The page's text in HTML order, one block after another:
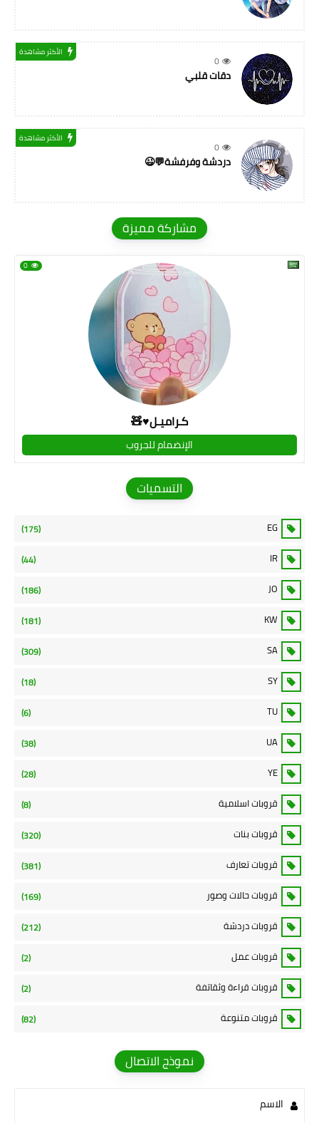
0
الأكثر مشاهدة
دقات قلبي
0
الأكثر مشاهدة
دردشة وفرفشة💬😉
مشاركة مميزة
كـراميـل♥🧸
0
الإنضمام للجروب
التسميات
EG
(175)
IR
(44)
JO
(186)
KW
(181)
SA
(309)
SY
(18)
TU
(6)
UA
(38)
YE
(28)
قروبات اسلامية (8)
قروبات بنات (320)
قروبات تعارف (381)
قروبات حالات وصور (169)
قروبات دردشة (212)
قروبات عمل (2)
قروبات قراءة وثقاتفة (2)
قروبات متنوعة (82)
نموذج الاتصال
الاسم